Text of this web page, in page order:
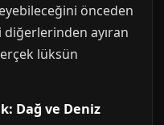
önceden
ayıran
lüksün
Dağ ve Deniz